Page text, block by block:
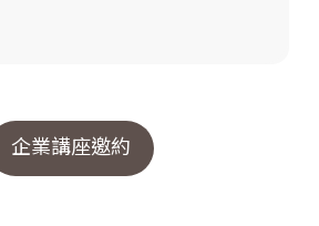
企業講座邀約